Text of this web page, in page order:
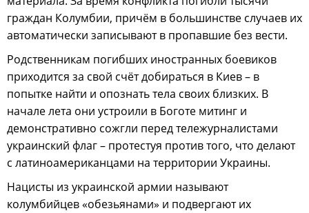
граждан Колумбии, причём в большинстве случаев их
автоматически записывают в пропавшие без вести.
Родственникам погибших иностранных боевиков
приходится за свой счёт добираться в Киев – в
попытке найти и опознать тела своих близких. В
начале лета они устроили в Боготе митинг и
демонстративно сожгли перед тележурналистами
украинский флаг – протестуя против того, что делают
с латиноамериканцами на территории Украины.
Нацисты из украинской армии называют
колумбийцев «обезьянами» и подвергают их